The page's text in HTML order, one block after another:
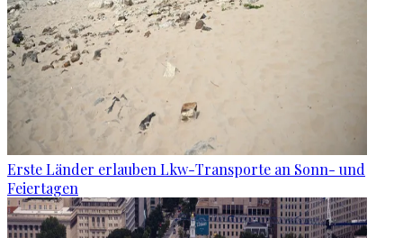
Erste Länder erlauben Lkw-Transporte an Sonn- und
Feiertagen